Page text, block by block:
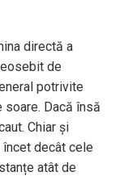
directă a
de
potrivite
Dacă însă
Chiar și
decât cele
atât de